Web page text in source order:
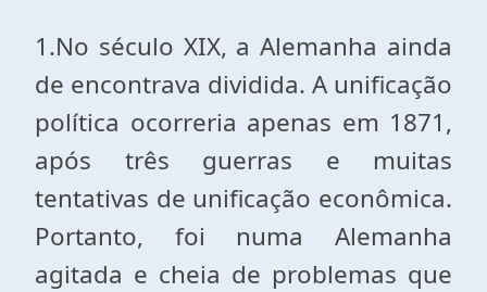
1.No século XIX, a Alemanha ainda
de encontrava dividida. A unificação
política ocorreria apenas em 1871,
após três guerras e muitas
tentativas de unificação econômica.
Portanto, foi numa Alemanha
agitada e cheia de problemas que